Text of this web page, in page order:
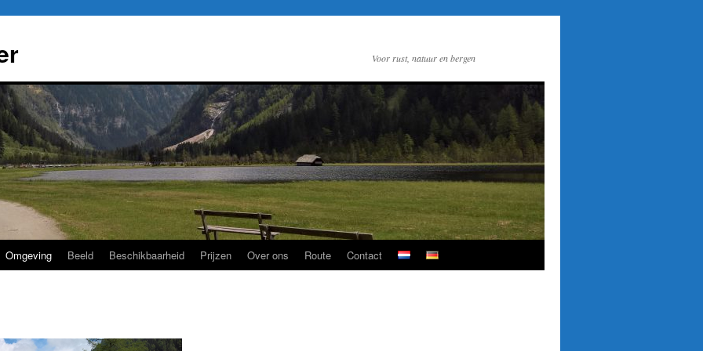
Voor rust, natuur en bergen
Omgeving Beeld Beschikbaarheid Prijzen Over ons Route Contact